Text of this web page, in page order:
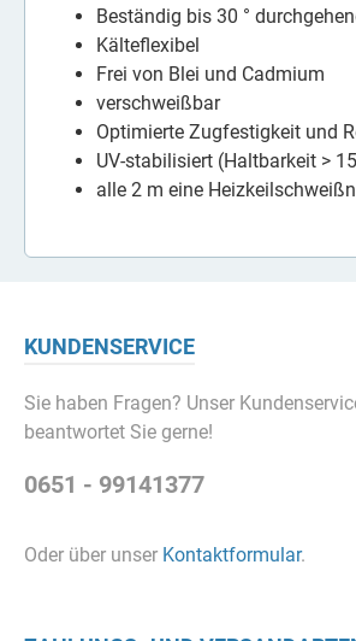
Beständig bis 30 °
Kälteflexibel
Frei von Blei und Cadmium
verschweißbar
Optimierte Zugfestigkeit und
UV-stabilisiert (Haltbarkeit >
alle 2 m eine
KUNDENSERVICE
Sie haben Fragen? Unser
beantwortet Sie gerne!
0651 - 99141377
Oder über unser Kontaktformular.